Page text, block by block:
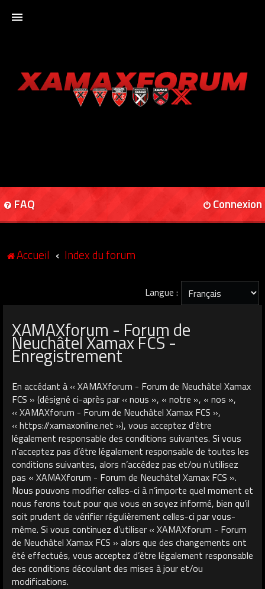
XAMAXFORUM
FAQ Connexion
Accueil Index du forum
Langue :
XAMAXforum - Forum de
Neuchâtel Xamax FCS -
Enregistrement
En accédant à « XAMAXforum - Forum de Neuchâtel Xamax
FCS » (désigné ci-après par « nous », « notre », « nos »,
« XAMAXforum - Forum de Neuchâtel Xamax FCS »,
« https://xamaxonline.net »), vous acceptez d’être
légalement responsable des conditions suivantes. Si vous
n’acceptez pas d’être légalement responsable de toutes les
conditions suivantes, alors n’accédez pas et/ou n’utilisez
pas « XAMAXforum - Forum de Neuchâtel Xamax FCS ».
Nous pouvons modifier celles-ci à n’importe quel moment et
nous ferons tout pour que vous en soyez informé, bien qu’il
soit prudent de vérifier régulièrement celles-ci par vous-
même. Si vous continuez d’utiliser « XAMAXforum - Forum
de Neuchâtel Xamax FCS » alors que des changements ont
été effectués, vous acceptez d’être légalement responsable
des conditions découlant des mises à jour et/ou
modifications.